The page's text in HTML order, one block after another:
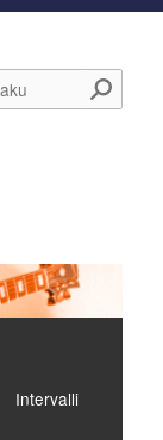
Haku
Intervalli